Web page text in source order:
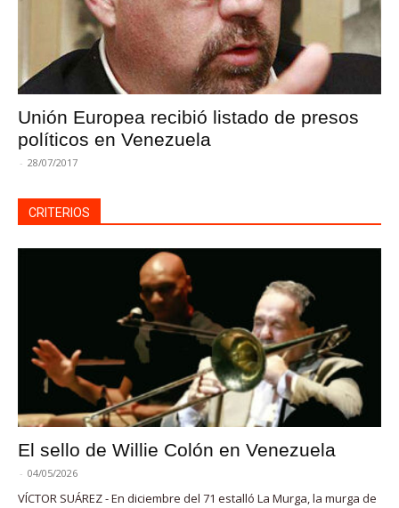
Unión Europea recibió listado de presos
políticos en Venezuela
- 28/07/2017
CRITERIOS
El sello de Willie Colón en Venezuela
- 04/05/2026
VÍCTOR SUÁREZ - En diciembre del 71 estalló La Murga, la murga de